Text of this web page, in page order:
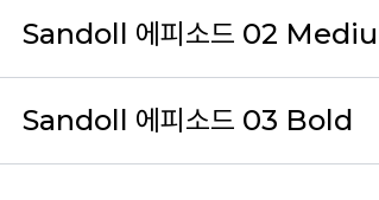
Sandoll 에피소드 02
Sandoll 에피소드 03 Bold